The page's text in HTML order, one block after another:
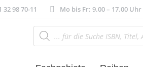
98 70-11 Mo bis Fr: 9.00 – 17.00 Uhr
Products
search